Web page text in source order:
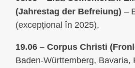
(Jahrestag der Befreiung) –
(excepțional în 2025),
19.06 – Corpus Christi
Baden-Württemberg, Bavaria,